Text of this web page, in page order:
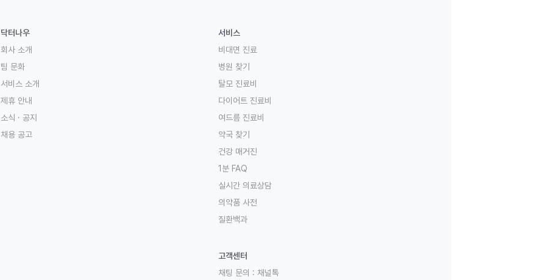
닥터나우
회사 소개
팀 문화
서비스 소개
제휴 안내
소식 · 공지
채용 공고
서비스
비대면 진료
병원 찾기
탈모 진료비
다이어트 진료비
여드름 진료비
약국 찾기
건강 매거진
1분 FAQ
실시간 의료상담
의약품 사전
질환백과
고객센터
채팅 문의 : 채널톡